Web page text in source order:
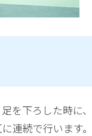
を下ろした時に
連続で行います